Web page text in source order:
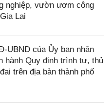
nghiệp, vườn ươm công
Lai
UBND của Ủy ban nhân
hành Quy định trình tự, thủ
trên địa bàn thành phố